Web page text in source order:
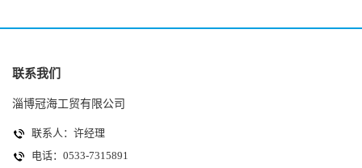
联系我们
淄博冠海工贸有限公司
联系人：许经理
电话：0533-7315891